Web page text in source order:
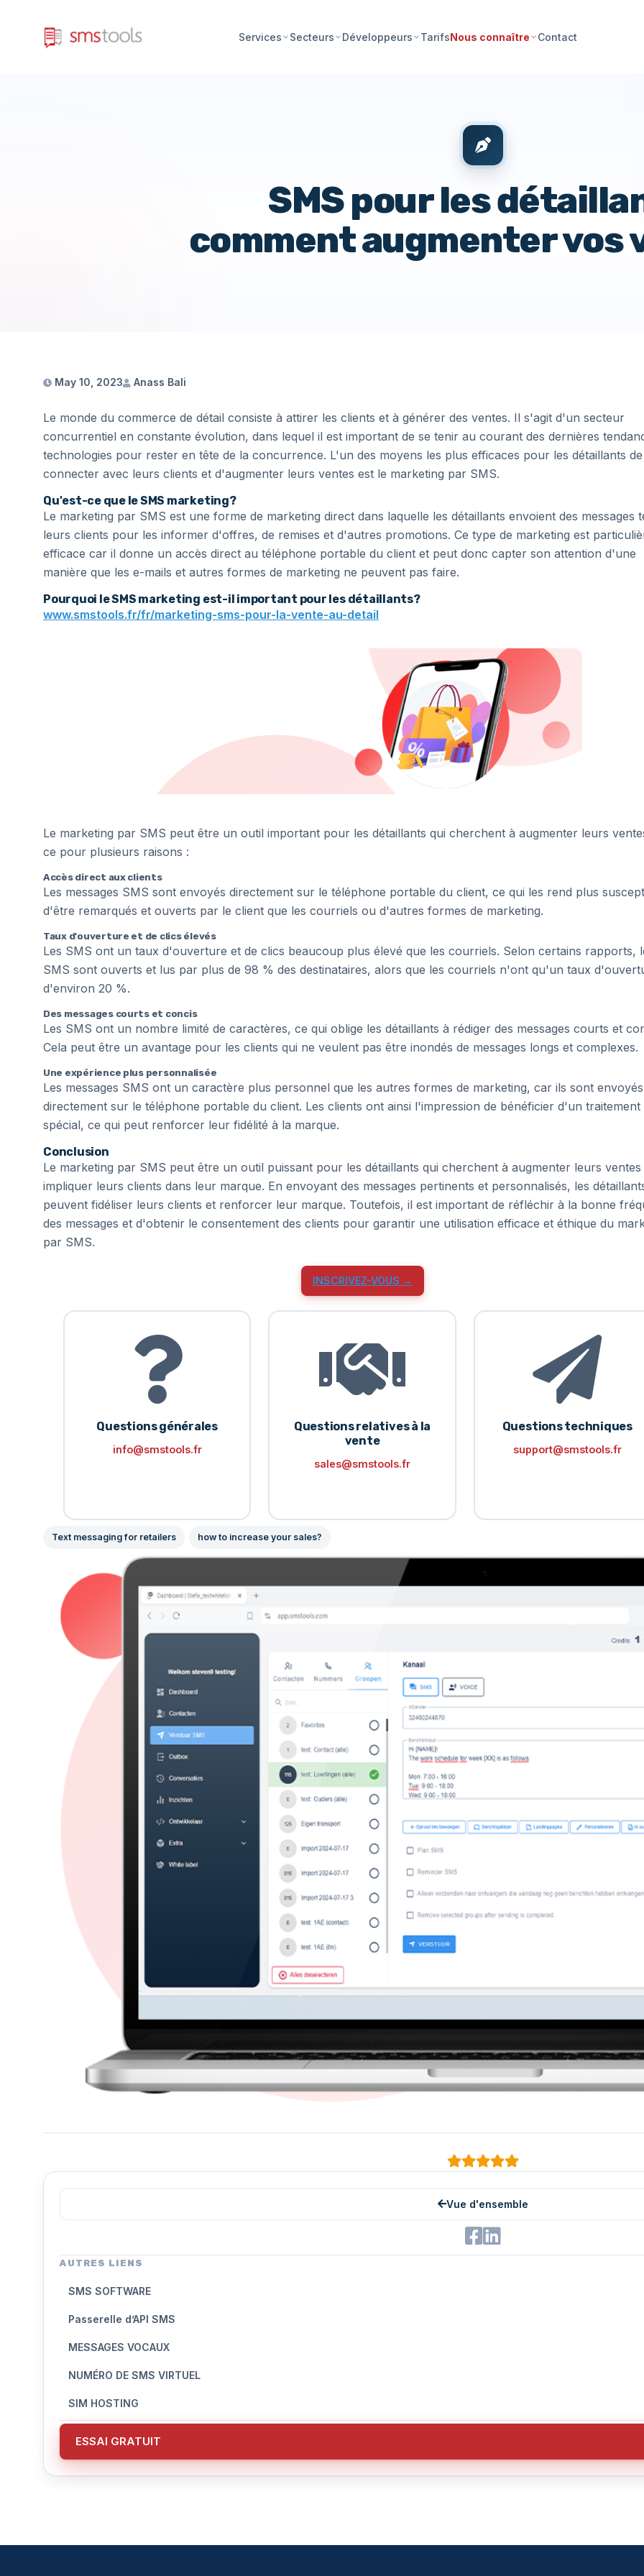
Services Secteurs Développeurs TarifsNous connaître Contact
SMS pour les
comment augmenter vos
May 10, 2023 Anass Bali
Le monde du commerce de détail consiste à attirer les clients et à générer des ventes. Il s'agit d'un secteur
concurrentiel en constante évolution, dans lequel il est important de se tenir au courant des dernières
technologies pour rester en tête de la concurrence. L'un des moyens les plus efficaces pour les détaillants de
connecter avec leurs clients et d'augmenter leurs ventes est le marketing par SMS.
Qu'est-ce que le SMS marketing?
Le marketing par SMS est une forme de marketing direct dans laquelle les détaillants envoient des messages
leurs clients pour les informer d'offres, de remises et d'autres promotions. Ce type de marketing est
efficace car il donne un accès direct au téléphone portable du client et peut donc capter son attention d'une
manière que les e-mails et autres formes de marketing ne peuvent pas faire.
Pourquoi le SMS marketing est-il important pour les détaillants?
www.smstools.fr/fr/marketing-sms-pour-la-vente-au-detail
Le marketing par SMS peut être un outil important pour les détaillants qui cherchent à augmenter leurs
ce pour plusieurs raisons :
Accès direct aux clients
Les messages SMS sont envoyés directement sur le téléphone portable du client, ce qui les rend plus
d'être remarqués et ouverts par le client que les courriels ou d'autres formes de marketing.
Taux d'ouverture et de clics élevés
Les SMS ont un taux d'ouverture et de clics beaucoup plus élevé que les courriels. Selon certains rapports,
SMS sont ouverts et lus par plus de 98 % des destinataires, alors que les courriels n'ont qu'un taux
d'environ 20 %.
Des messages courts et concis
Les SMS ont un nombre limité de caractères, ce qui oblige les détaillants à rédiger des messages courts et
Cela peut être un avantage pour les clients qui ne veulent pas être inondés de messages longs et complexes.
Une expérience plus personnalisée
Les messages SMS ont un caractère plus personnel que les autres formes de marketing, car ils sont envoyés
directement sur le téléphone portable du client. Les clients ont ainsi l'impression de bénéficier d'un traitement
spécial, ce qui peut renforcer leur fidélité à la marque.
Conclusion
Le marketing par SMS peut être un outil puissant pour les détaillants qui cherchent à augmenter leurs ventes
impliquer leurs clients dans leur marque. En envoyant des messages pertinents et personnalisés, les
peuvent fidéliser leurs clients et renforcer leur marque. Toutefois, il est important de réfléchir à la bonne
des messages et d'obtenir le consentement des clients pour garantir une utilisation efficace et éthique du
par SMS.
INSCRIVEZ-VOUS →
Questions générales
info@smstools.fr
Questions relatives à la
vente
sales@smstools.fr
Questions techniques
support@smstools.fr
Text messaging for retailers how to increase your sales?
Vue d'ensemble
AUTRES LIENS
SMS SOFTWARE
Passerelle d’API SMS
MESSAGES VOCAUX
NUMÉRO DE SMS VIRTUEL
SIM HOSTING
ESSAI GRATUIT